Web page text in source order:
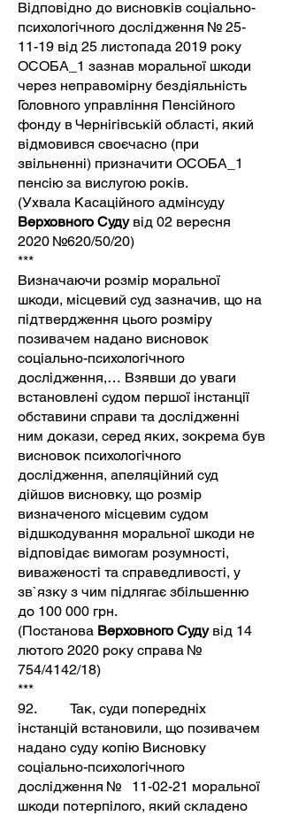
Відповідно до висновків соціально-
психологічного дослідження № 25-
11-19 від 25 листопада 2019 року
ОСОБА_1 зазнав моральної шкоди
через неправомірну бездіяльність
Головного управління Пенсійного
фонду в Чернігівській області, який
відмовився своєчасно (при
звільненні) призначити ОСОБА_1
пенсію за вислугою років.
(Ухвала Касаційного адмінсуду
Верховного Судувід 02 вересня
2020 №620/50/20)
***
Визначаючи розмір моральної
шкоди, місцевий суд зазначив, що на
підтвердження цього розміру
позивачем надано висновок
соціально-психологічного
дослідження,… Взявши до уваги
встановлені судом першої інстанції
обставини справи та дослідженні
ним докази, серед яких, зокрема був
висновок психологічного
дослідження, апеляційний суд
дійшов висновку, що розмір
визначеного місцевим судом
відшкодування моральної шкоди не
відповідає вимогам розумності,
виваженості та справедливості, у
зв`язку з чим підлягає збільшенню
до 100 000 грн.
(Постанова Верховного Судувід 14
лютого 2020 року справа №
754/4142/18)
***
92. Так, суди попередніх
інстанцій встановили, що позивачем
надано суду копію Висновку
соціально-психологічного
дослідження № 11-02-21 моральної
шкоди потерпілого, який складено